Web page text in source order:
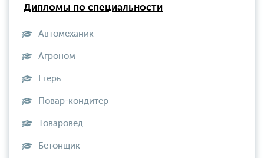
Дипломы по специальности
Автомеханик
Агроном
Егерь
Повар-кондитер
Товаровед
Бетонщик